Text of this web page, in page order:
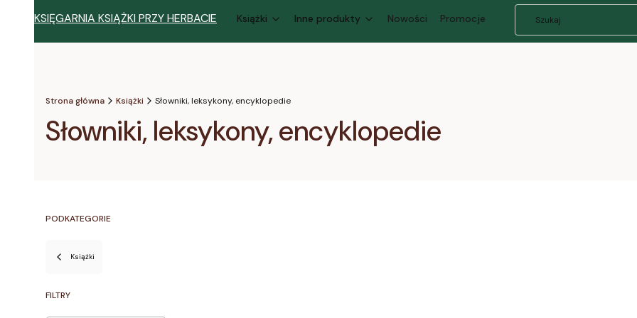
KSIĘGARNIA KSIĄŻKI PRZY HERBACIE Książki Inne produkty Nowości Promocje
Strona główna Książki Słowniki, leksykony, encyklopedie
Słowniki, leksykony, encyklopedie
PODKATEGORIE
Książki
FILTRY